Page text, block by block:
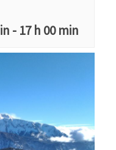
- 17 h 00 min